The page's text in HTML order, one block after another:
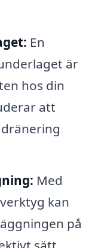
En
är
hos din
att
Med
kan
på